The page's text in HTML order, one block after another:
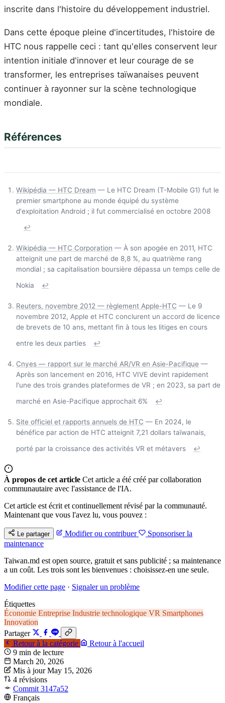
inscrite dans l'histoire du développement industriel.
Dans cette époque pleine d'incertitudes, l'histoire de
HTC nous rappelle ceci : tant qu'elles conservent leur
intention initiale d'innover et leur courage de se
transformer, les entreprises taïwanaises peuvent
continuer à rayonner sur la scène technologique
mondiale.
Références
Wikipédia — HTC Dream — Le HTC Dream (T-Mobile G1) fut le
premier smartphone au monde équipé du système
d'exploitation Android ; il fut commercialisé en octobre 2008
↩
Wikipédia — HTC Corporation — À son apogée en 2011, HTC
atteignit une part de marché de 8,8 %, au quatrième rang
mondial ; sa capitalisation boursière dépassa un temps celle de
Nokia
↩
Reuters, novembre 2012 — règlement Apple-HTC — Le 9
novembre 2012, Apple et HTC conclurent un accord de licence
de brevets de 10 ans, mettant fin à tous les litiges en cours
entre les deux parties
↩
Cnyes — rapport sur le marché AR/VR en Asie-Pacifique —
Après son lancement en 2016, HTC VIVE devint rapidement
l'une des trois grandes plateformes de VR ; en 2023, sa part de
marché en Asie-Pacifique approchait 6%
↩
Site officiel et rapports annuels de HTC — En 2024, le
bénéfice par action de HTC atteignit 7,21 dollars taïwanais,
porté par la croissance des activités VR et métavers
↩
À propos de cet article Cet article a été créé par collaboration
communautaire avec l'assistance de l'IA.
Cet article est écrit et continuellement révisé par la communauté.
Maintenant que vous l'avez lu, vous pouvez :
Le partager Modifier ou contribuer
Sponsoriser la
maintenance
Taiwan.md est open source, gratuit et sans publicité ; sa maintenance
a un coût. Les trois sont les bienvenues : choisissez-en une seule.
Modifier cette page · Signaler un problème
Étiquettes
Économie Entreprise Industrie technologique VR Smartphones
Innovation
Partager
Retour à la catégorie
Retour à l'accueil
9 min de lecture
March 20, 2026
Mis à jour May 15, 2026
4 révisions
Commit 3147a52
Français